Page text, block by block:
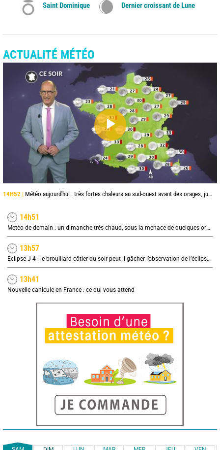
Saint Dominique
Dernier croissant de Lune
ACTUALITÉ MÉTÉO
14H52 | Météo aujourd'hui : très fortes chaleurs au sud-ouest avant des orages, jusqu'à 39°C
14h51
Météo de demain : un dimanche très chaud, sous la menace de quelques orages
13h57
Eclipse J-4 : le brouillard côtier du soir peut-il gâcher l’observation de l’éclipse à la plage ?
13h41
Nouvelle canicule en France : ce qui vous attend